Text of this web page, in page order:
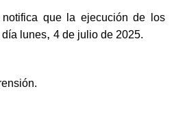
que la ejecución de los
lunes,4 de julio de 2025.